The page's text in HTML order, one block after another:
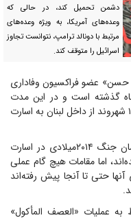
دشمن تحمیل کند، در حالی که
وعده‌های آمریکا، به ویژه وعده‌های
مرتبط با دونالد ترامپ، نتوانست تجاوز
اسرائیل را متوقف کند.
حسن» عضو فراکسیون وفاداری
ماه گذشته است و در این مدت
نزدیک به ۵۰۰ شهید، بیش از ۱۰۰۰ زخمی و ۱۲ شهروند از داخل لبنان به اسارت
به گزارش ایرنا، علاوه بر ۱۰ اسیری که از زمان جنگ ۲۰۱۴میلادی در اسارت
اما مقامات هیچ گام عملی
حتی تا آنجا پیش رفته‌اند
عملیات «العصف المأکول»